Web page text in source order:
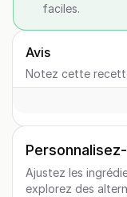
faciles.
Avis
Notez cette
Ajustez les
explorez des